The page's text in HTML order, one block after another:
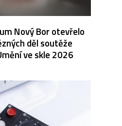
Nový Bor otevřelo
děl soutěže
ve skle 2026